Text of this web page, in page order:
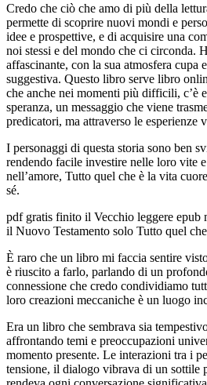
Credo che ciò che amo di più della
permette di scoprire nuovi mondi e
idee e prospettive, e di acquisire una
noi stessi e del mondo che ci circonda.
affascinante, con la sua atmosfera cupa
suggestiva. Questo libro serve libro
che anche nei momenti più difficili, c’è
speranza, un messaggio che viene
predicatori, ma attraverso le esperienze
I personaggi di questa storia sono ben
rendendo facile investire nelle loro vite
nell’amore, Tutto quel che è la vita
sé.
pdf gratis finito il Vecchio leggere epub
il Nuovo Testamento solo Tutto quel
È raro che un libro mi faccia sentire
è riuscito a farlo, parlando di un
connessione che credo condividiamo
loro creazioni meccaniche è un luogo
Era un libro che sembrava sia
affrontando temi e preoccupazioni
momento presente. Le interazioni tra i
tensione, il dialogo vibrava di un sottile